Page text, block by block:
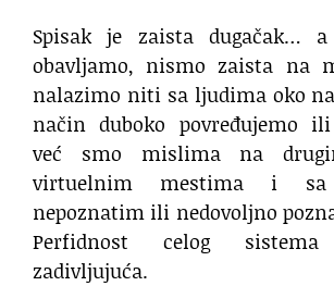
Spisak je zaista dugačak…
obavljamo, nismo zaista na
nalazimo niti sa ljudima oko
način duboko povređujemo ili
već smo mislima na
virtuelnim mestima i
nepoznatim ili nedovoljno
Perfidnost celog
zadivljujuća.